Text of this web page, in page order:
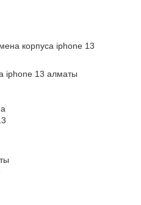
корпуса iphone 13
iphone 13 алматы